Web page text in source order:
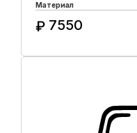
Материал
₽ 7550